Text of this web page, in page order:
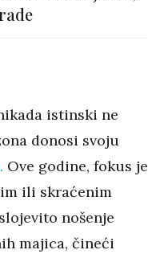
istinski ne
donosi svoju
Ove godine, fokus je
ili skraćenim
nošenje
majica, čineći